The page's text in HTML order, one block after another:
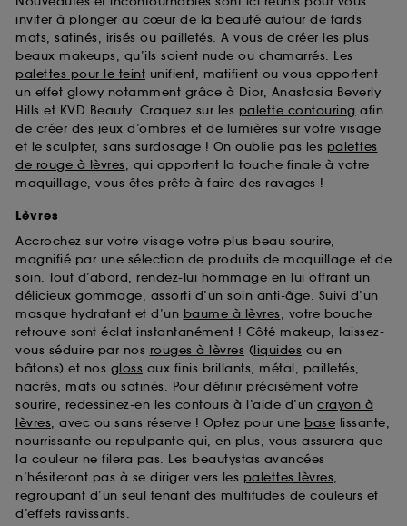
inviter à plonger au cœur de la beauté autour de fards
mats, satinés, irisés ou pailletés. A vous de créer les plus
beaux makeups, qu’ils soient nude ou chamarrés. Les
palettes pour le teint unifient, matifient ou vous apportent
un effet glowy notamment grâce à Dior, Anastasia Beverly
Hills et KVD Beauty. Craquez sur les palette contouring afin
de créer des jeux d’ombres et de lumières sur votre visage
et le sculpter, sans surdosage ! On oublie pas les palettes
de rouge à lèvres, qui apportent la touche finale à votre
maquillage, vous êtes prête à faire des ravages !
Lèvres
Accrochez sur votre visage votre plus beau sourire,
magnifié par une sélection de produits de maquillage et de
soin. Tout d’abord, rendez-lui hommage en lui offrant un
délicieux gommage, assorti d’un soin anti-âge. Suivi d’un
masque hydratant et d’un baume à lèvres, votre bouche
retrouve sont éclat instantanément ! Côté makeup, laissez-
vous séduire par nos rouges à lèvres (liquides ou en
bâtons) et nos gloss aux finis brillants, métal, pailletés,
nacrés, mats ou satinés. Pour définir précisément votre
sourire, redessinez-en les contours à l’aide d’un crayon à
lèvres, avec ou sans réserve ! Optez pour une base lissante,
nourrissante ou repulpante qui, en plus, vous assurera que
la couleur ne filera pas. Les beautystas avancées
n’hésiteront pas à se diriger vers les palettes lèvres,
regroupant d’un seul tenant des multitudes de couleurs et
d’effets ravissants.
d’en améliorer la performance.
Cookies de sécurisation des paiements en ligne :
ils nous permettent de lutter notamment contre les
fraudes aux moyens de paiement et les
usurpations d’identité.
Cookies fonctionnels :il s’agit de cookies
permettant l’affichage et/ou la fourniture de
certaines fonctionnalités du site, tel que les
cookies d’authentification qui sont utilisés afin de
vous faire bénéficier de l’authentification
sans saisir à nouveau votre identifiant et mot de
passe.
A l'exception des cookies techniques, le dépôt et la
lecture de ces traceurs requiert votre accord. Vous
pouvez personnaliser vos choix concernant le dépôt
de ces cookies grâce au bouton "personnaliser mes
choix" ci-dessous ou décider de "tout accepter".
Sephora pourra associer les informations de
navigation collectées par ces Cookies, pour les
finalités acceptées, avec les données personnelles
collectées ou générées lors de votre activité en ligne
ou en magasin. Pour refuser tous les cookies, cliques
sur "continuer sans accepter". Voous pouvez à tout
moment choisir de retirer votrte consentement. Si vous